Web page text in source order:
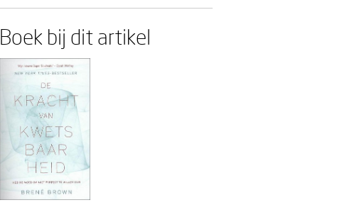
Boek bij dit artikel